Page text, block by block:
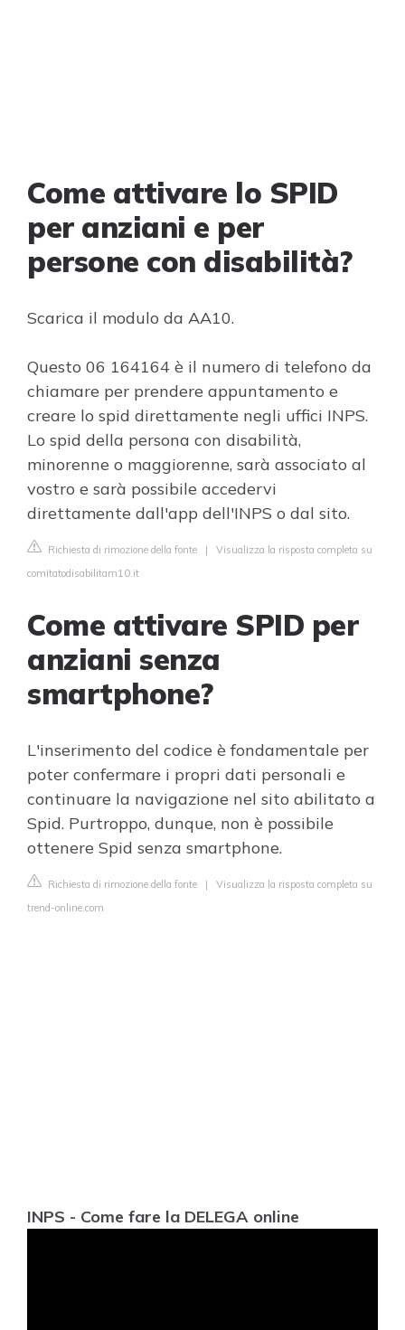
Come attivare lo SPID
per anziani e per
persone con disabilità?
Scarica il modulo da AA10.
Questo ‎06 164164 è il numero di telefono da
chiamare per prendere appuntamento e
creare lo spid direttamente negli uffici INPS.
Lo spid della persona con disabilità,
minorenne o maggiorenne, sarà associato al
vostro e sarà possibile accedervi
direttamente dall'app dell'INPS o dal sito.
Richiesta di rimozione della fonte | Visualizza la risposta completa su
comitatodisabilitam10.it
Come attivare SPID per
anziani senza
smartphone?
L'inserimento del codice è fondamentale per
poter confermare i propri dati personali e
continuare la navigazione nel sito abilitato a
Spid. Purtroppo, dunque, non è possibile
ottenere Spid senza smartphone.
Richiesta di rimozione della fonte | Visualizza la risposta completa su
trend-online.com
INPS - Come fare la DELEGA online